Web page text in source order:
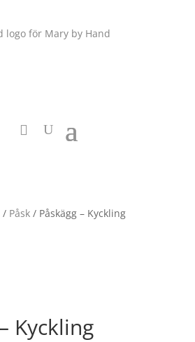
/ Påsk/ Påskägg – Kyckling
Kyckling